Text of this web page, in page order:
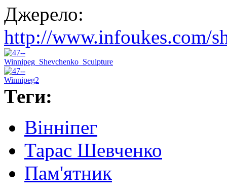
Джерело:
http://www.infoukes.com/
Теги:
Вінніпег
Тарас Шевченко
Пам'ятник